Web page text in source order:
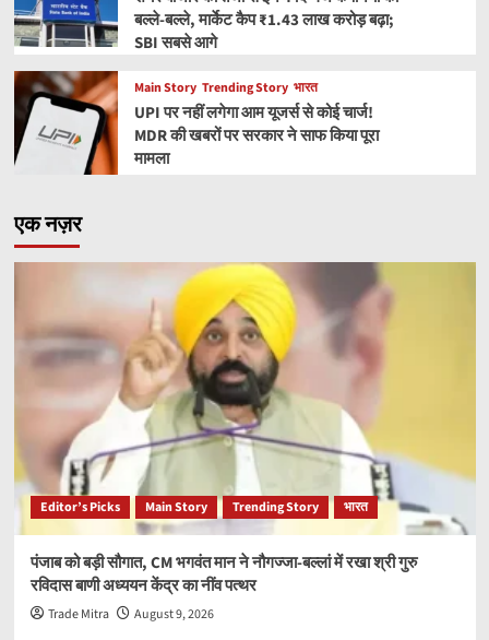
बल्ले-बल्ले, मार्केट कैप ₹1.43 लाख करोड़ बढ़ा;
SBI सबसे आगे
Main Story Trending Story भारत
UPI पर नहीं लगेगा आम यूजर्स से कोई चार्ज!
MDR की खबरों पर सरकार ने साफ किया पूरा
मामला
एक नज़र
Editor’s Picks Main Story Trending Story भारत
पंजाब को बड़ी सौगात, CM भगवंत मान ने नौगज्जा-बल्लां में रखा श्री गुरु
रविदास बाणी अध्ययन केंद्र का नींव पत्थर
Trade Mitra August 9, 2026